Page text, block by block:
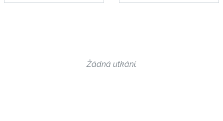
Žádná utkání.